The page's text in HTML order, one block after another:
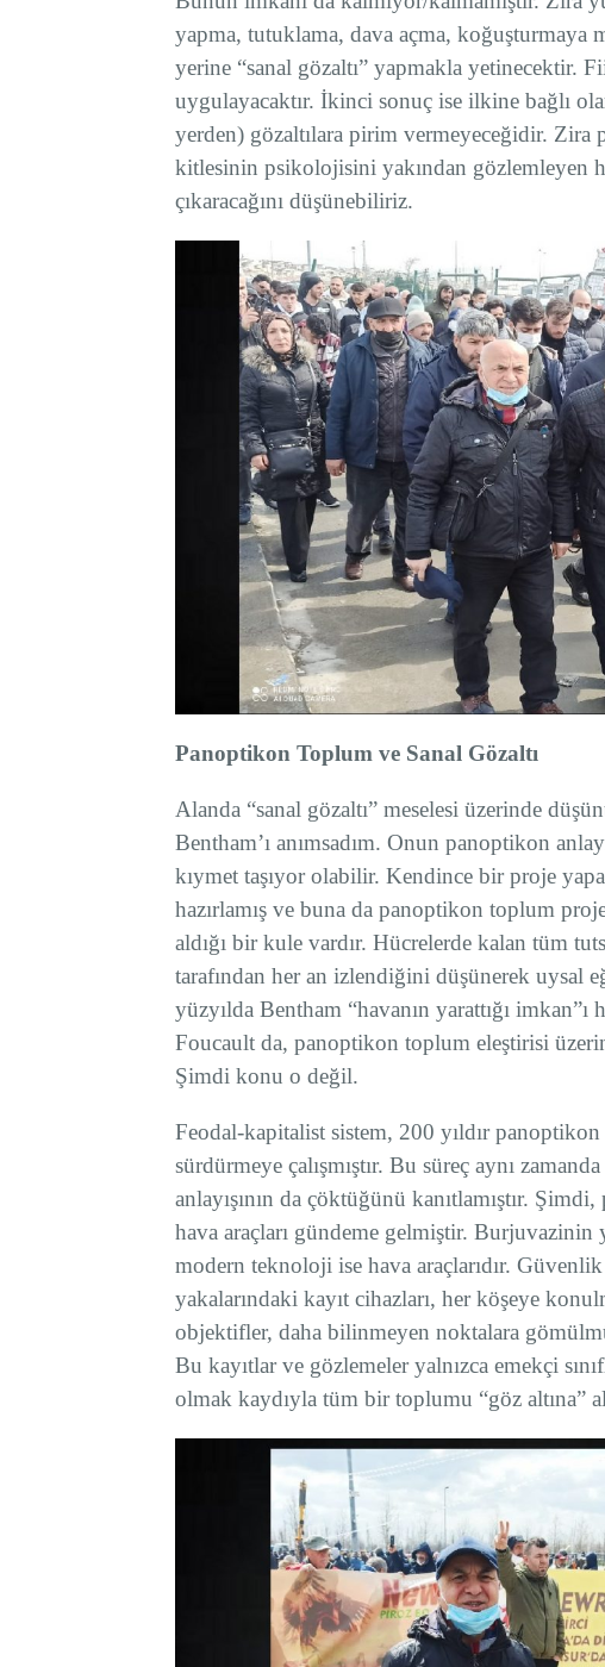
yapma, tutuklama, dava açma, koğuşturmaya
yerine “sanal gözaltı” yapmakla yetinecektir.
uygulayacaktır. İkinci sonuç ise ilkine bağlı
yerden) gözaltılara pirim vermeyeceğidir. Zira
kitlesinin psikolojisini yakından gözlemleyen
çıkaracağını düşünebiliriz.
Panoptikon Toplum ve Sanal Gözaltı
Alanda “sanal gözaltı” meselesi üzerinde
Bentham’ı anımsadım. Onun panoptikon
kıymet taşıyor olabilir. Kendince bir proje
hazırlamış ve buna da panoptikon toplum
aldığı bir kule vardır. Hücrelerde kalan tüm
tarafından her an izlendiğini düşünerek uysal
yüzyılda Bentham “havanın yarattığı
Foucault da, panoptikon toplum eleştirisi
Şimdi konu o değil.
Feodal-kapitalist sistem, 200 yıldır panoptikon
sürdürmeye çalışmıştır. Bu süreç aynı
anlayışının da çöktüğünü kanıtlamıştır.
hava araçları gündeme gelmiştir. Burjuvazinin
modern teknoloji ise hava araçlarıdır.
yakalarındaki kayıt cihazları, her köşeye
objektifler, daha bilinmeyen noktalara
Bu kayıtlar ve gözlemeler yalnızca emekçi
olmak kaydıyla tüm bir toplumu “göz altına”